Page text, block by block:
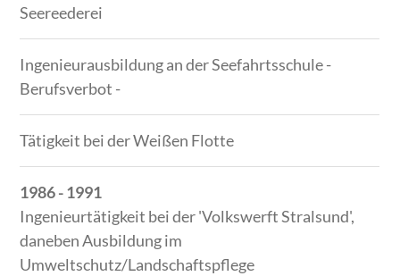
Seereederei
Ingenieurausbildung an der Seefahrtsschule -
Berufsverbot -
Tätigkeit bei der Weißen Flotte
1986 - 1991
Ingenieurtätigkeit bei der 'Volkswerft Stralsund',
daneben Ausbildung im
Umweltschutz/Landschaftspflege